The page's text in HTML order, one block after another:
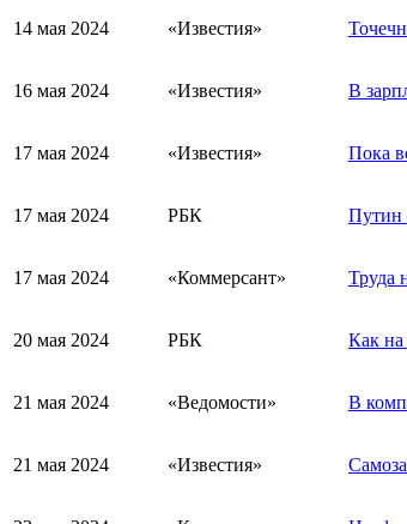
14 мая 2024 «Известия»
16 мая 2024 «Известия» В
17 мая 2024 «Известия» Пока
17 мая 2024 РБК Путин
17 мая 2024 «Коммерсант» Труда
20 мая 2024 РБК Как
21 мая 2024 «Ведомости» В
21 мая 2024 «Известия»